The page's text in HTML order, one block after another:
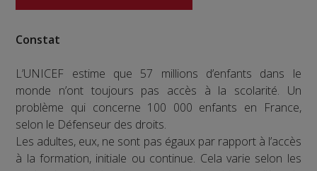
Constat
L’UNICEF estime que 57 millions d’enfants dans le
monde n’ont toujours pas accès à la scolarité. Un
problème qui concerne 100 000 enfants en France,
selon le Défenseur des droits.
Les adultes, eux, ne sont pas égaux par rapport à l’accès
à la formation, initiale ou continue. Cela varie selon les